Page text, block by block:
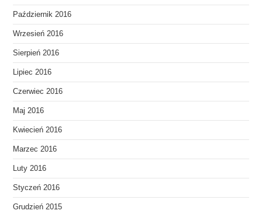
Październik 2016
Wrzesień 2016
Sierpień 2016
Lipiec 2016
Czerwiec 2016
Maj 2016
Kwiecień 2016
Marzec 2016
Luty 2016
Styczeń 2016
Grudzień 2015